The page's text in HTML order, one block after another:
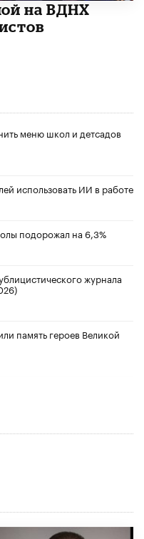
на ВДНХ
меню школ и детсадов
использовать ИИ в работе
подорожал на 6,3%
журнала
память героев Великой